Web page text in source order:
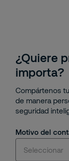
¿Quiere
importa?
Compártenos
de manera
seguridad
Motivo del
Seleccionar